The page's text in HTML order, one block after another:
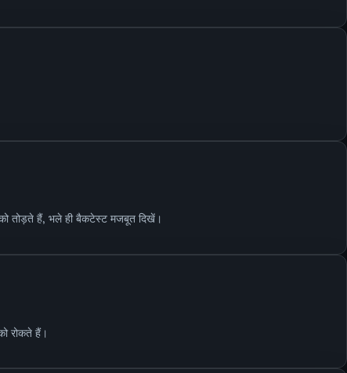
को तोड़ते हैं, भले ही बैकटेस्ट मजबूत दिखें।
रोकते हैं।